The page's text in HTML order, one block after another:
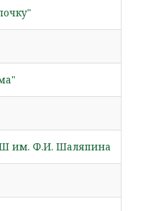
им. Ф.И. Шаляпина